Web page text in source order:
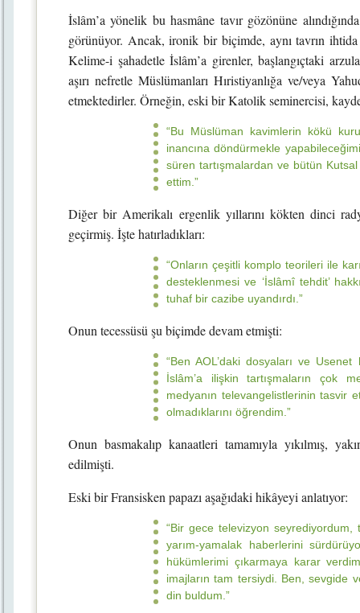
İslâm’a yönelik bu hasmâne tavır gözönüne
görünüyor. Ancak, ironik bir biçimde, aynı tavrın
Kelime-i şahadetle İslâm’a girenler, başlangıçtaki
aşırı nefretle Müslümanları Hıristiyanlığa ve/veya
etmektedirler. Örneğin, eski bir Katolik seminercisi,
“Bu Müslüman kavimlerin kökü
inancına döndürmekle
süren tartışmalardan ve bütün Kutsal
ettim.”
Diğer bir Amerikalı ergenlik yıllarını kökten dinci
geçirmiş. İşte hatırladıkları:
“Onların çeşitli komplo teorileri ile
desteklenmesi ve ‘İslâmî tehdit’
tuhaf bir cazibe uyandırdı.”
Onun tecessüsü şu biçimde devam etmişti:
“Ben AOL’daki dosyaları ve
İslâm’a ilişkin tartışmaların çok
medyanın televangelistlerinin tasvir
olmadıklarını öğrendim.”
Onun basmakalıp kanaatleri tamamıyla yıkılmış,
edilmişti.
Eski bir Fransisken papazı aşağıdaki hikâyeyi anlatıyor:
“Bir gece televizyon seyrediyordum,
yarım-yamalak haberlerini
hükümlerimi çıkarmaya karar
imajların tam tersiydi. Ben, sevgide
din buldum.”